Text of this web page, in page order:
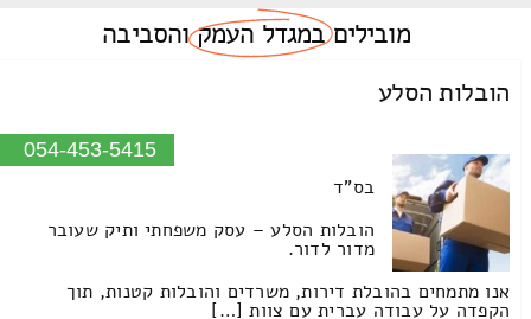
מוביליםבמגדל העמקוהסביבה
הובלות הסלע
054-453-5415
בס"ד
הובלות הסלע – עסק משפחתי ותיק שעובר
מדור לדור.
אנו מתמחים בהובלת דירות, משרדים והובלות קטנות, תוך
הקפדה על עבודה עברית עם צוות […]